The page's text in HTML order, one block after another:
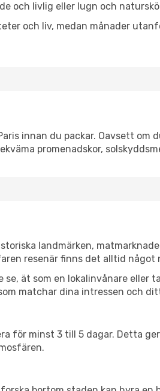
och livlig eller lugn och
och liv, medan månader
innan du packar. Oavsett
promenadskor,
landmärken,
resenär finns det alltid
se, ät som en lokalinvånare
matchar dina intressen och
för minst 3 till 5 dagar. Detta